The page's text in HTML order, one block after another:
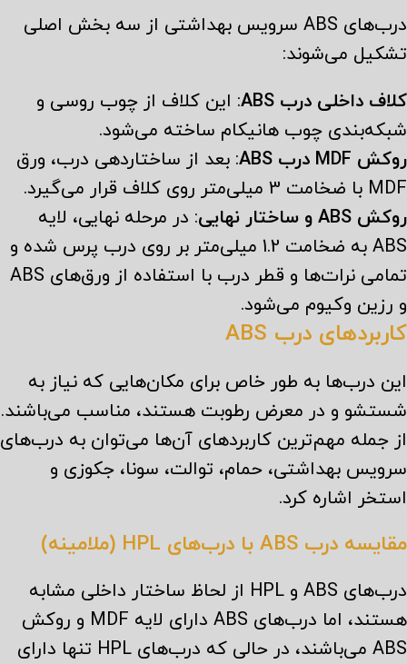
درب‌های ABS سرویس بهداشتی از سه بخش اصلی
تشکیل می‌شوند:
کلاف داخلی درب ABS
: این کلاف از چوب روسی و
شبکه‌بندی چوب هانیکام ساخته می‌شود.
روکش MDF درب ABS
: بعد از ساختاردهی درب، ورق
MDF با ضخامت 3 میلی‌متر روی کلاف قرار می‌گیرد.
روکش ABS و ساختار نهایی
: در مرحله نهایی، لایه
ABS به ضخامت 1.2 میلی‌متر بر روی درب پرس شده و
تمامی نرات‌ها و قطر درب با استفاده از ورق‌های ABS
و رزین وکیوم می‌شود.
کاربردهای درب ABS
این درب‌ها به طور خاص برای مکان‌هایی که نیاز به
شستشو و در معرض رطوبت هستند، مناسب می‌باشند.
از جمله مهم‌ترین کاربردهای آن‌ها می‌توان به درب‌های
سرویس بهداشتی، حمام، توالت، سونا، جکوزی و
استخر اشاره کرد.
مقایسه درب ABS با درب‌های HPL (ملامینه)
درب‌های ABS و HPL از لحاظ ساختار داخلی مشابه
هستند، اما درب‌های ABS دارای لایه MDF و روکش
ABS می‌باشند، در حالی که درب‌های HPL تنها دارای